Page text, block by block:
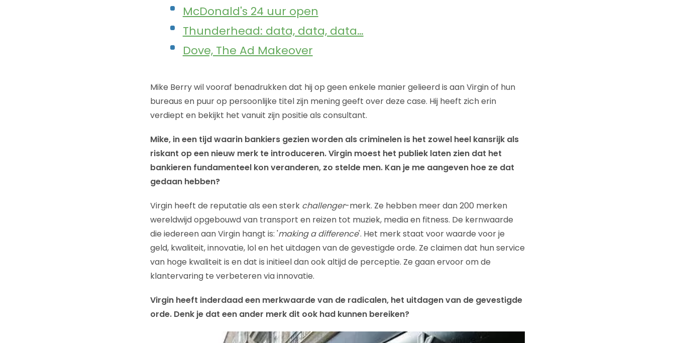
McDonald's 24 uur open
Thunderhead: data, data, data…
Dove, The Ad Makeover
Mike Berry wil vooraf benadrukken dat hij op geen enkele manier gelieerd is aan Virgin of hun
bureaus en puur op persoonlijke titel zijn mening geeft over deze case. Hij heeft zich erin
verdiept en bekijkt het vanuit zijn positie als consultant.
Mike, in een tijd waarin bankiers gezien worden als criminelen is het zowel heel kansrijk als
riskant op een nieuw merk te introduceren. Virgin moest het publiek laten zien dat het
bankieren fundamenteel kon veranderen, zo stelde men. Kan je me aangeven hoe ze dat
gedaan hebben?
Virgin heeft de reputatie als een sterk challenger-merk. Ze hebben meer dan 200 merken
wereldwijd opgebouwd van transport en reizen tot muziek, media en fitness. De kernwaarde
die iedereen aan Virgin hangt is: 'making a difference'. Het merk staat voor waarde voor je
geld, kwaliteit, innovatie, lol en het uitdagen van de gevestigde orde. Ze claimen dat hun service
van hoge kwaliteit is en dat is initieel dan ook altijd de perceptie. Ze gaan ervoor om de
klantervaring te verbeteren via innovatie.
Virgin heeft inderdaad een merkwaarde van de radicalen, het uitdagen van de gevestigde
orde. Denk je dat een ander merk dit ook had kunnen bereiken?